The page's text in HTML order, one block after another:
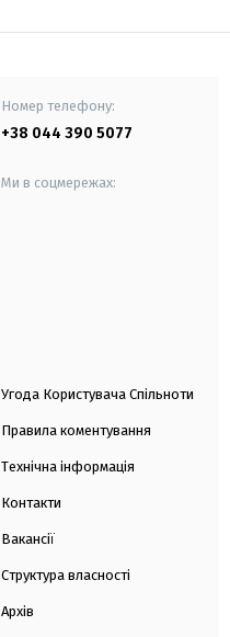
Номер телефону:
+38 044 390 5077
Ми в соцмережах:
Угода Користувача Спільноти
Правила коментування
Технічна інформація
Контакти
Вакансії
Структура власності
Архів